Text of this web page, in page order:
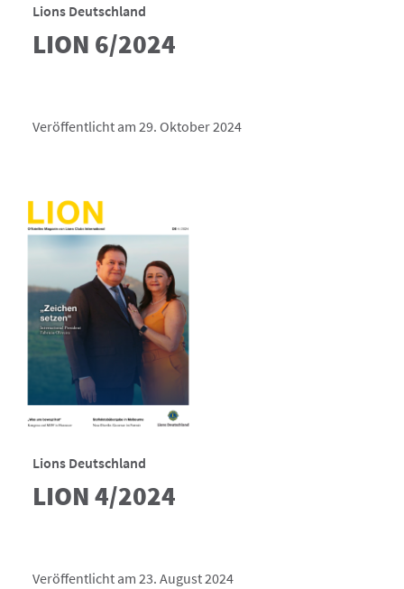
Lions Deutschland
LION 6/2024
Veröffentlicht am 29. Oktober 2024
Lions Deutschland
LION 4/2024
Veröffentlicht am 23. August 2024